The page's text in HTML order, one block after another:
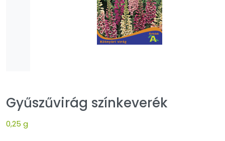
Gyűszűvirág színkeverék
0,25 g